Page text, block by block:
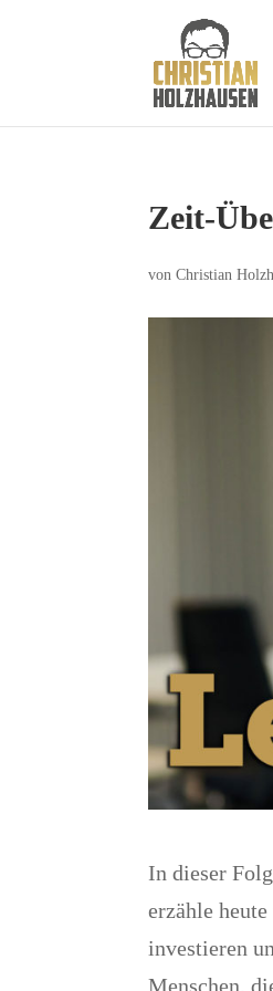
Zeit-
vonChristian
In dieser
erzähle
investieren
Menschen,